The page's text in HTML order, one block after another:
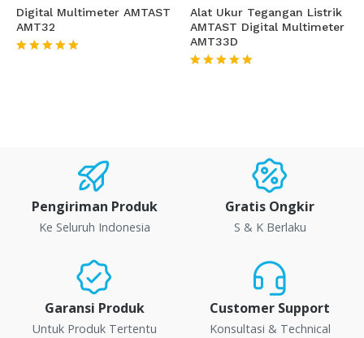
Digital Multimeter AMTAST
AMT32
Alat Ukur Tegangan Listrik
AMTAST Digital Multimeter
AMT33D
Pengiriman Produk
Ke Seluruh Indonesia
Gratis Ongkir
S & K Berlaku
Garansi Produk
Untuk Produk Tertentu
Customer Support
Konsultasi & Technical